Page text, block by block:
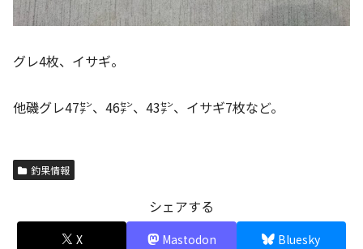
グレ4枚、イサギ。
他磯グレ47㌢、46㌢、43㌢、イサギ7枚など。
釣果情報
シェアする
X Mastodon Bluesky